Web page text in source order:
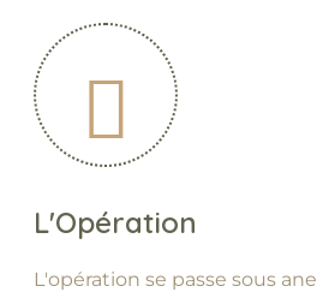
L'Opération
L'opération se passe sous